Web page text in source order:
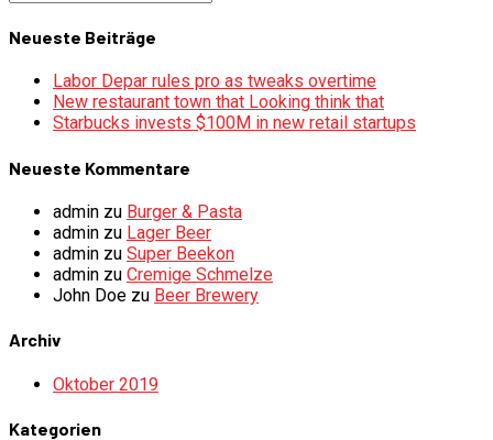
Neueste Beiträge
Labor Depar rules pro as tweaks overtime
New restaurant town that Looking think that
Starbucks invests $100M in new retail startups
Neueste Kommentare
admin zu Burger & Pasta
admin zu Lager Beer
admin zu Super Beekon
admin zu Cremige Schmelze
John Doe zu Beer Brewery
Archiv
Oktober 2019
Kategorien